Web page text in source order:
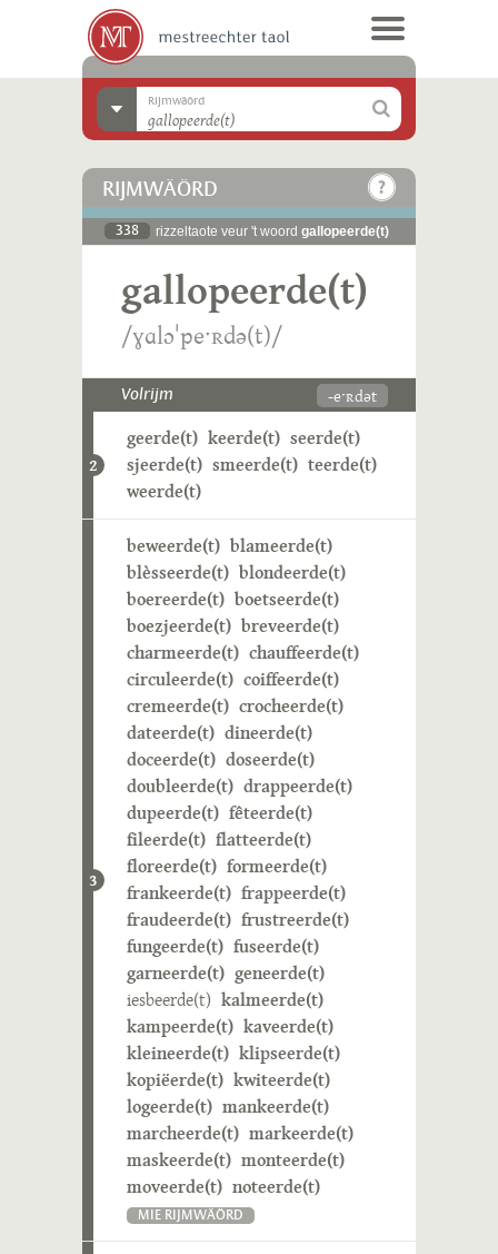
Rijmwäörd
RIJMWÄÖRD
338 rizzeltaote veur 't woord gallopeerde(t)
gallopeerde(t)
/ɣɑlɔˈpeˑʀdə(t)/
Volrijm -eˑʀdət
2
geerde(t) keerde(t) seerde(t)
sjeerde(t) smeerde(t) teerde(t)
weerde(t)
3
beweerde(t) blameerde(t)
blèsseerde(t) blondeerde(t)
boereerde(t) boetseerde(t)
boezjeerde(t) breveerde(t)
charmeerde(t) chauffeerde(t)
circuleerde(t) coiffeerde(t)
cremeerde(t) crocheerde(t)
dateerde(t) dineerde(t)
doceerde(t) doseerde(t)
doubleerde(t) drappeerde(t)
dupeerde(t) fêteerde(t)
fileerde(t) flatteerde(t)
floreerde(t) formeerde(t)
frankeerde(t) frappeerde(t)
fraudeerde(t) frustreerde(t)
fungeerde(t) fuseerde(t)
garneerde(t) geneerde(t)
iesbeerde(t) kalmeerde(t)
kampeerde(t) kaveerde(t)
kleineerde(t) klipseerde(t)
kopiëerde(t) kwiteerde(t)
logeerde(t) mankeerde(t)
marcheerde(t) markeerde(t)
maskeerde(t) monteerde(t)
moveerde(t) noteerde(t)
MIE RIJMWÄÖRD